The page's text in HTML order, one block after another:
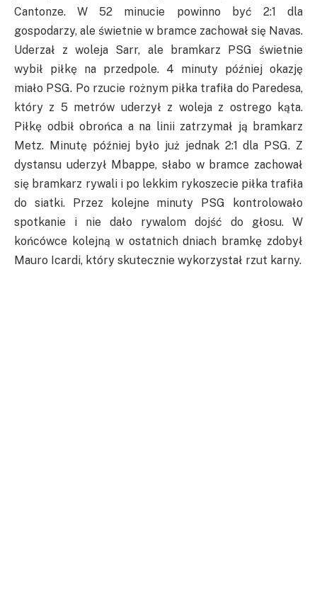
Cantonze. W 52 minucie powinno być 2:1 dla
gospodarzy, ale świetnie w bramce zachował się Navas.
Uderzał z woleja Sarr, ale bramkarz PSG świetnie
wybił piłkę na przedpole. 4 minuty później okazję
miało PSG. Po rzucie rożnym piłka trafiła do Paredesa,
który z 5 metrów uderzył z woleja z ostrego kąta.
Piłkę odbił obrońca a na linii zatrzymał ją bramkarz
Metz. Minutę później było już jednak 2:1 dla PSG. Z
dystansu uderzył Mbappe, słabo w bramce zachował
się bramkarz rywali i po lekkim rykoszecie piłka trafiła
do siatki. Przez kolejne minuty PSG kontrolowało
spotkanie i nie dało rywalom dojść do głosu. W
końcówce kolejną w ostatnich dniach bramkę zdobył
Mauro Icardi, który skutecznie wykorzystał rzut karny.